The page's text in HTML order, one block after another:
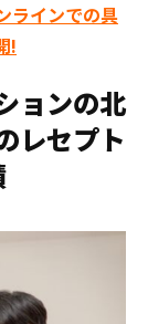
ラインでの具
!
ョンの北
レセプト